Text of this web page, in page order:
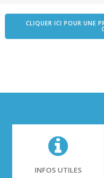
CLIQUER ICI POUR UNE
INFOS UTILES